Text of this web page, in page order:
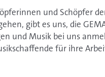
und Schöpfer
gibt es uns, die
und Musik bei uns
für ihre